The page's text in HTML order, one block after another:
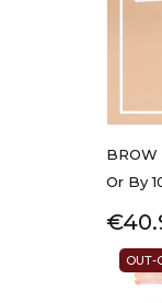
Or By
Price
OUT-